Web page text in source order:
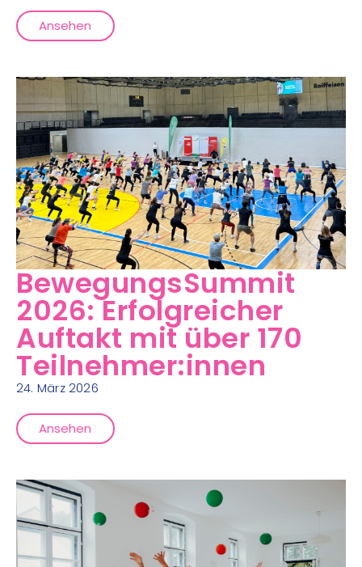
Ansehen
BewegungsSummit
2026: Erfolgreicher
Auftakt mit über 170
Teilnehmer:innen
24. März 2026
Ansehen